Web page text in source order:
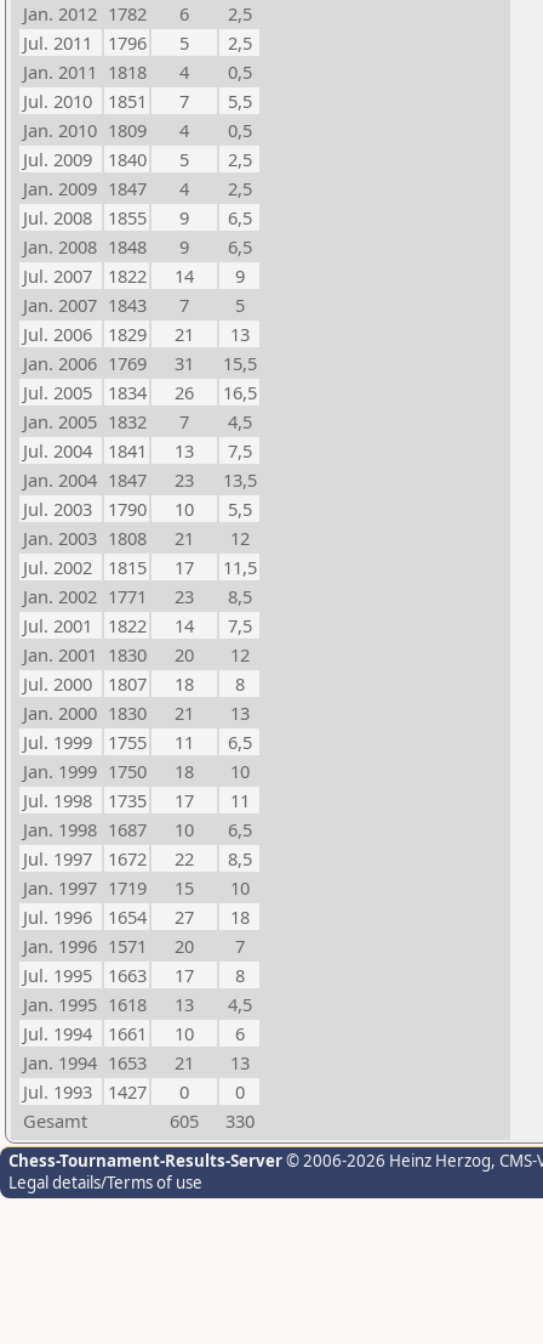
Jan. 2012 1782 6
2,5
Jul. 2011
1796 5
2,5
Jan. 2011 1818 4
0,5
Jul. 2010
1851 7
5,5
Jan. 2010 1809 4
0,5
Jul. 2009
1840 5
2,5
Jan. 2009 1847 4
2,5
Jul. 2008
1855 9
6,5
Jan. 2008 1848 9
6,5
Jul. 2007
1822 14
9
Jan. 2007 1843 7
5
Jul. 2006
1829 21
13
Jan. 2006 1769 31
15,5
Jul. 2005
1834 26
16,5
Jan. 2005 1832 7
4,5
Jul. 2004
1841 13
7,5
Jan. 2004 1847 23
13,5
Jul. 2003
1790 10
5,5
Jan. 2003 1808 21
12
Jul. 2002
1815 17
11,5
Jan. 2002 1771 23
8,5
Jul. 2001
1822 14
7,5
Jan. 2001 1830 20
12
Jul. 2000
1807 18
8
Jan. 2000 1830 21
13
Jul. 1999
1755 11
6,5
Jan. 1999 1750 18
10
Jul. 1998
1735 17
11
Jan. 1998 1687 10
6,5
Jul. 1997
1672 22
8,5
Jan. 1997 1719 15
10
Jul. 1996
1654 27
18
Jan. 1996 1571 20
7
Jul. 1995
1663 17
8
Jan. 1995 1618 13
4,5
Jul. 1994
1661 10
6
Jan. 1994 1653 21
13
Jul. 1993
1427 0
0
Gesamt
605 330
Chess-Tournament-Results-Server© 2006-2026 Heinz Herzog,
Legal details/Terms of use